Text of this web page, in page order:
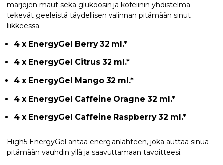
marjojen maut sekä glukoosin ja kofeiinin yhdistelmä
tekevät geeleistä täydellisen valinnan pitämään sinut
liikkeessä.
4 x EnergyGel Berry 32 ml.*
4 x EnergyGel Citrus 32 ml.*
4 x EnergyGel Mango 32 ml.*
4 x EnergyGel Caffeine Oragne 32 ml.*
4 x EnergyGel Caffeine Raspberry 32 ml.*
High5 EnergyGel antaa energianlähteen, joka auttaa sinua
pitämään vauhdin yllä ja saavuttamaan tavoitteesi.